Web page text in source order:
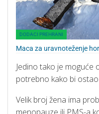
DODACI PREHRANI
Maca za uravnoteženje
Jedino tako je moguće
potrebno kako bi
Velik broj žena ima